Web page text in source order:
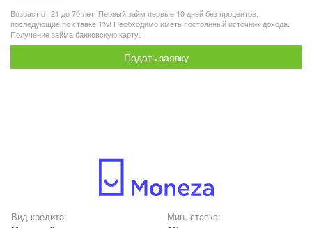
Возраст от 21 до 70 лет. Первый займ первые 10 дней без процентов,
последующие по ставке 1%! Необходимо иметь постоянный источник дохода.
Получение займа банковскую карту.
Подать заявку
Вид кредита:
Мин. ставка: